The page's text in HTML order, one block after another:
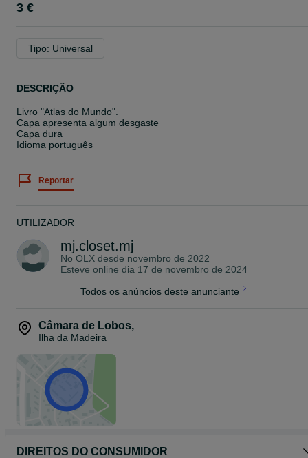
3 €
Tipo: Universal
DESCRIÇÃO
Livro "Atlas do Mundo".
Capa apresenta algum desgaste
Capa dura
Idioma português
Reportar
UTILIZADOR
mj.closet.mj
No OLX desde novembro de 2022
Esteve online dia 17 de novembro de 2024
Todos os anúncios deste anunciante
Câmara de Lobos,
Ilha da Madeira
DIREITOS DO CONSUMIDOR